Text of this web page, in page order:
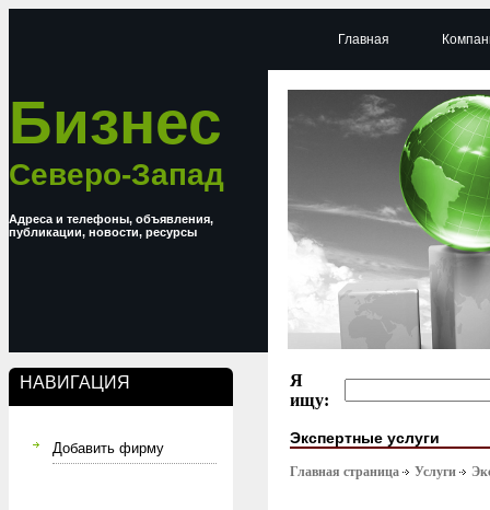
Бизнес
Северо-Запад
Адреса и телефоны, объявления,
публикации, новости, ресурсы
НАВИГАЦИЯ
Добавить фирму
Главная
Я
ищу:
Экспертные услуги
Главная страница Услуги